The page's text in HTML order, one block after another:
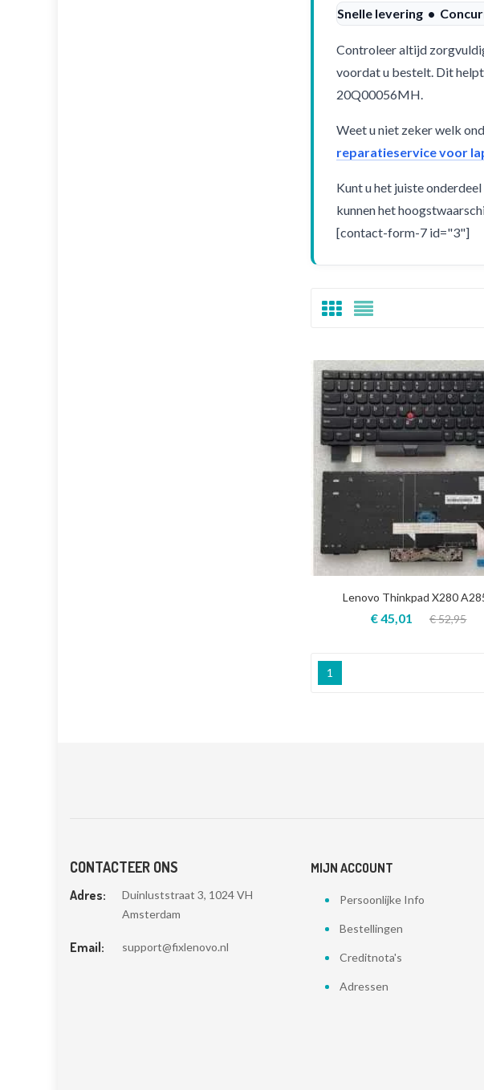
Snelle levering •
Controleer altijd
voordat u bestelt. Dit
20Q00056MH.
Weet u niet zeker welk
reparatieservice voor
Kunt u het juiste
kunnen het
[contact-form-7 id="3"]
Lenovo Thinkpad X280
€ 45,01 € 52,95
1
CONTACTEER ONS
Adres:
Duinluststraat 3, 1024 VH
Amsterdam
Email: support@fixlenovo.nl
MIJN ACCOUNT
Persoonlijke Info
Bestellingen
Creditnota's
Adressen